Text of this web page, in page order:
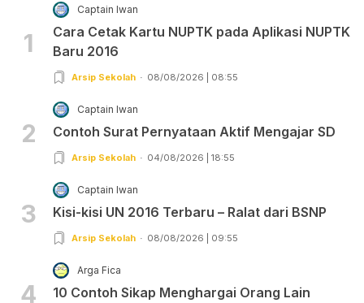
1
Captain Iwan
Cara Cetak Kartu NUPTK pada Aplikasi NUPTK
Baru 2016
Arsip Sekolah 08/08/2026 | 08:55
2
Captain Iwan
Contoh Surat Pernyataan Aktif Mengajar SD
Arsip Sekolah 04/08/2026 | 18:55
3
Captain Iwan
Kisi-kisi UN 2016 Terbaru – Ralat dari BSNP
Arsip Sekolah 08/08/2026 | 09:55
4
Arga Fica
10 Contoh Sikap Menghargai Orang Lain